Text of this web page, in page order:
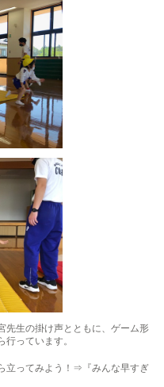
先生の掛け声とともに、ゲーム形
っています。
立ってみよう！⇒『みんな早すぎ